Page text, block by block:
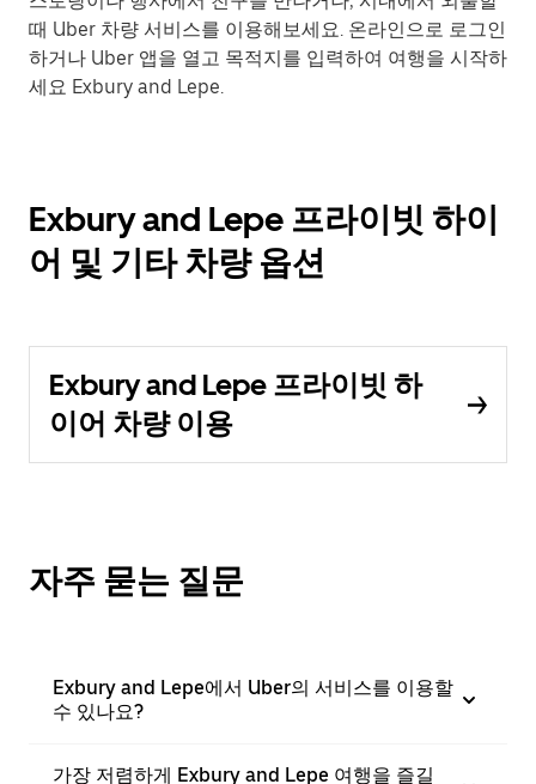
때 Uber 차량 서비스를 이용해보세요. 온라인으로 로그인
하거나 Uber 앱을 열고 목적지를 입력하여 여행을 시작하
세요 Exbury and Lepe.
Exbury and Lepe 프라이빗 하이
어 및 기타 차량 옵션
Exbury and Lepe 프라이빗 하
이어 차량 이용
자주 묻는 질문
Exbury and Lepe에서 Uber의 서비스를 이용할
수 있나요?
가장 저렴하게 Exbury and Lepe 여행을 즐길